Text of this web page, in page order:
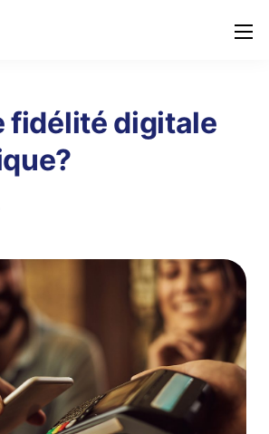
fidélité digitale